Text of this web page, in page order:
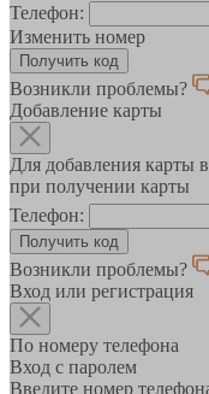
Телефон:
Изменить номер
Возникли проблемы?
Добавление карты
Для добавления карты
при получении карты
Телефон:
Возникли проблемы?
Вход или регистрация
По номеру телефона
Вход с паролем
Введите номер